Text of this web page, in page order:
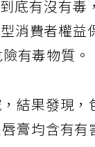
底有沒有毒
消費者權益
有毒物質。
結果發現，
膏均含有有